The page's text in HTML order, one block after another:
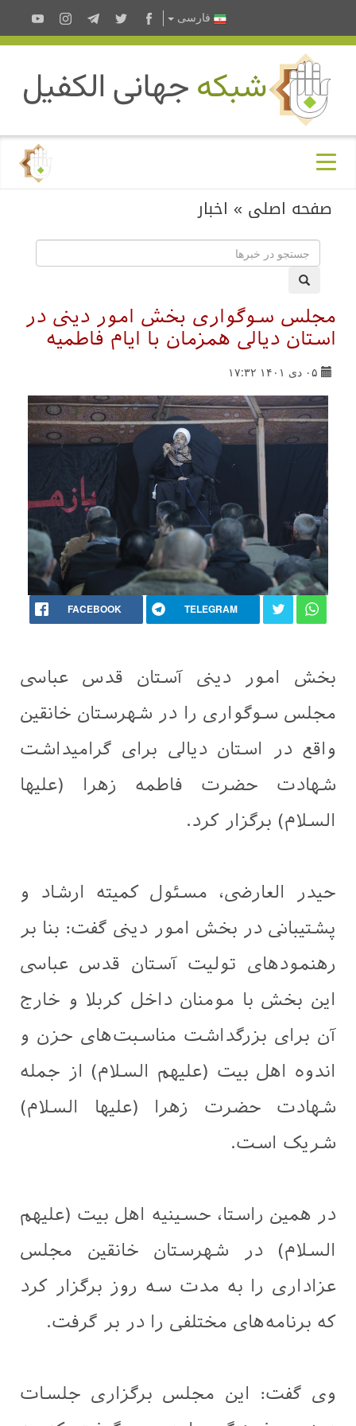
فارسى
صفحه اصلی » اخبار
مجلس سوگواری بخش امور دینی در
استان دیالی همزمان با ایام فاطمیه
۰۵ دی ۱۴۰۱ ۱۷:۳۲
FACEBOOK TELEGRAM
بخش امور دینی آستان قدس عباسی
مجلس سوگواری را در شهرستان خانقین
واقع در استان دیالی برای گرامیداشت
شهادت حضرت فاطمه زهرا (علیها
السلام) برگزار کرد.
حيدر العارضی، مسئول کمیته ارشاد و
پشتیبانی در بخش امور دینی گفت: بنا بر
رهنمودهای تولیت آستان قدس عباسی
این بخش با مومنان داخل کربلا و خارج
آن برای بزرگداشت مناسبت‌های حزن و
اندوه اهل بیت (عليهم السلام) از جمله
شهادت حضرت زهرا (عليها السلام)
شریک است.
در همین راستا، حسینیه اهل بیت (علیهم
السلام) در شهرستان خانقین مجلس
عزاداری را به مدت سه روز برگزار کرد
که برنامه‌های مختلفی را در بر گرفت.
وی گفت: این مجلس برگزاری جلسات